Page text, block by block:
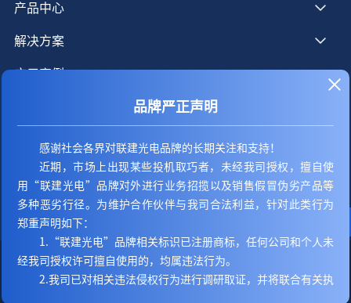
产品中心
解决方案
应用案例
关于我们
联系我们
Copyright © 2003-2024 深圳市联建光电股份有限公司
11075778号 技术支持 企业邮箱 粤公网安备44030002005335
品牌严正声明
感谢社会各界对联建光电品牌的长期关注和支持！
近期，市场上出现某些投机取巧者，未经我司授权，擅自使
用“联建光电”品牌对外进行业务招揽以及销售假冒伪劣产品等
多种恶劣行径。为维护合作伙伴与我司合法利益，针对此类行为
郑重声明如下：
1.“联建光电”品牌相关标识已注册商标，任何公司和个人未
经我司授权许可擅自使用的，均属违法行为。
2.我司已对相关违法侵权行为进行调研取证，并将联合有关执